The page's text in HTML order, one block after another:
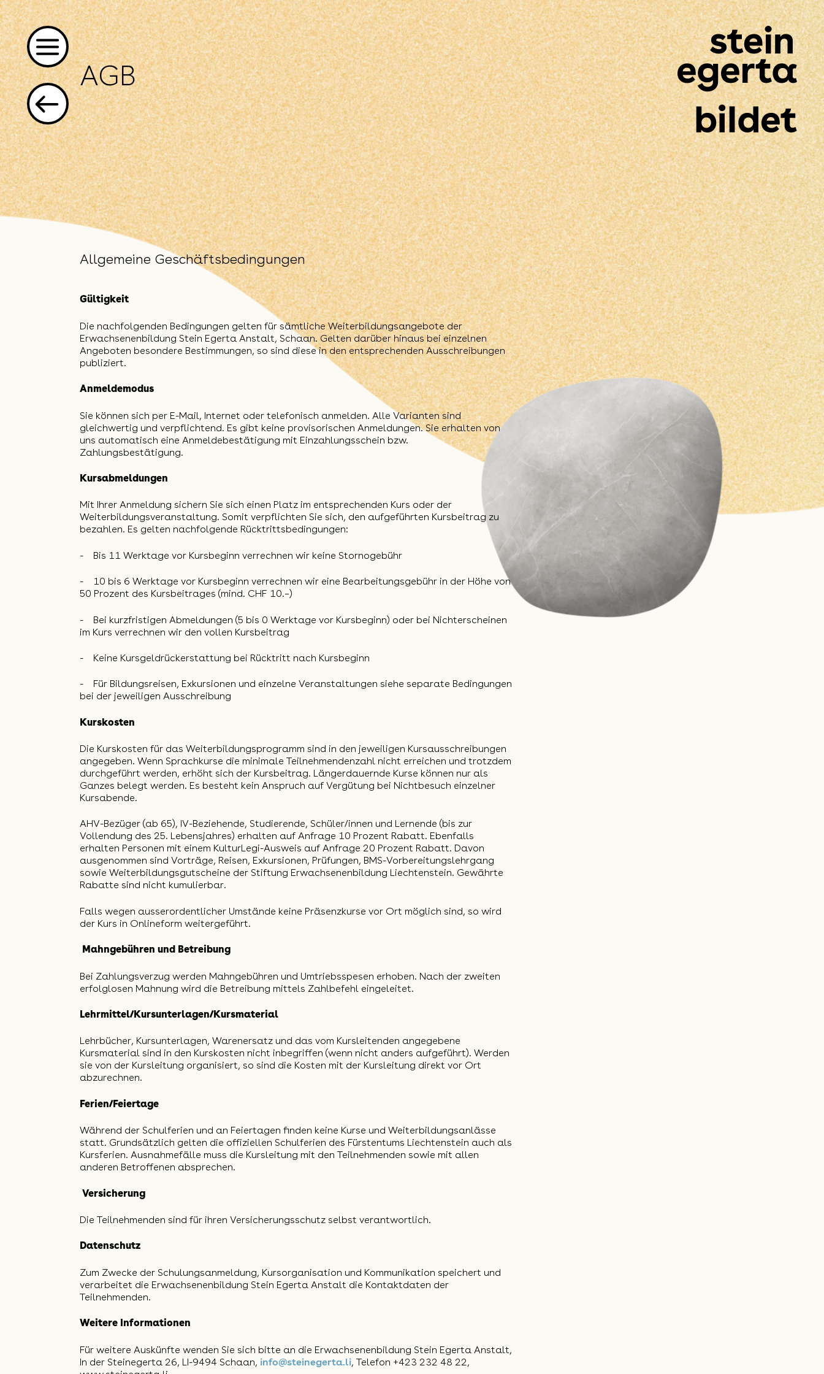
AGB
Allgemeine Geschäftsbedingungen
Gültigkeit
Die nachfolgenden Bedingungen gelten für sämtliche Weiterbildungsangebote der
Erwachsenenbildung Stein Egerta Anstalt, Schaan. Gelten darüber hinaus bei einzelnen
Angeboten besondere Bestimmungen, so sind diese in den entsprechenden Ausschreibungen
publiziert.
Anmeldemodus
Sie können sich per E-Mail, Internet oder telefonisch anmelden. Alle Varianten sind
gleichwertig und verpflichtend. Es gibt keine provisorischen Anmeldungen. Sie erhalten von
uns automatisch eine Anmeldebestätigung mit Einzahlungsschein bzw.
Zahlungsbestätigung.
Kursabmeldungen
Mit Ihrer Anmeldung sichern Sie sich einen Platz im entsprechenden Kurs oder der
Weiterbildungsveranstaltung. Somit verpflichten Sie sich, den aufgeführten Kursbeitrag zu
bezahlen. Es gelten nachfolgende Rücktrittsbedingungen:
- Bis 11 Werktage vor Kursbeginn verrechnen wir keine Stornogebühr
-
10 bis 6 Werktage vor Kursbeginn verrechnen wir eine Bearbeitungsgebühr in der Höhe von
50 Prozent des Kursbeitrages (mind. CHF 10.–)
-
Bei kurzfristigen Abmeldungen (5 bis 0 Werktage vor Kursbeginn) oder bei Nichterscheinen
im Kurs verrechnen wir den vollen Kursbeitrag
- Keine Kursgeldrückerstattung bei Rücktritt nach Kursbeginn
-
Für Bildungsreisen, Exkursionen und einzelne Veranstaltungen siehe separate Bedingungen
bei der jeweiligen Ausschreibung
Kurskosten
Die Kurskosten für das Weiterbildungsprogramm sind in den jeweiligen Kursausschreibungen
angegeben. Wenn Sprachkurse die minimale Teilnehmendenzahl nicht erreichen und trotzdem
durchgeführt werden, erhöht sich der Kursbeitrag. Längerdauernde Kurse können nur als
Ganzes belegt werden. Es besteht kein Anspruch auf Vergütung bei Nichtbesuch einzelner
Kursabende.
AHV-Bezüger (ab 65), IV-Beziehende, Studierende, Schüler/innen und Lernende (bis zur
Vollendung des 25. Lebensjahres) erhalten auf Anfrage 10 Prozent Rabatt. Ebenfalls
erhalten Personen mit einem KulturLegi-Ausweis auf Anfrage 20 Prozent Rabatt. Davon
ausgenommen sind Vorträge, Reisen, Exkursionen, Prüfungen, BMS-Vorbereitungslehrgang
sowie Weiterbildungsgutscheine der Stiftung Erwachsenenbildung Liechtenstein. Gewährte
Rabatte sind nicht kumulierbar.
Falls wegen ausserordentlicher Umstände keine Präsenzkurse vor Ort möglich sind, so wird
der Kurs in Onlineform weitergeführt.
Mahngebühren und Betreibung
Bei Zahlungsverzug werden Mahngebühren und Umtriebsspesen erhoben. Nach der zweiten
erfolglosen Mahnung wird die Betreibung mittels Zahlbefehl eingeleitet.
Lehrmittel/Kursunterlagen/Kursmaterial
Lehrbücher, Kursunterlagen, Warenersatz und das vom Kursleitenden angegebene
Kursmaterial sind in den Kurskosten nicht inbegriffen (wenn nicht anders aufgeführt). Werden
sie von der Kursleitung organisiert, so sind die Kosten mit der Kursleitung direkt vor Ort
abzurechnen.
Ferien/Feiertage
Während der Schulferien und an Feiertagen finden keine Kurse und Weiterbildungsanlässe
statt. Grundsätzlich gelten die offiziellen Schulferien des Fürstentums Liechtenstein auch als
Kursferien. Ausnahmefälle muss die Kursleitung mit den Teilnehmenden sowie mit allen
anderen Betroffenen absprechen.
Versicherung
Die Teilnehmenden sind für ihren Versicherungsschutz selbst verantwortlich.
Datenschutz
Zum Zwecke der Schulungsanmeldung, Kursorganisation und Kommunikation speichert und
verarbeitet die Erwachsenenbildung Stein Egerta Anstalt die Kontaktdaten der
Teilnehmenden.
Weitere Informationen
Für weitere Auskünfte wenden Sie sich bitte an die Erwachsenenbildung Stein Egerta Anstalt,
In der Steinegerta 26, LI-9494 Schaan, info@steinegerta.li, Telefon +423 232 48 22,